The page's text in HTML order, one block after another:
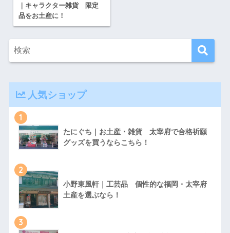
｜キャラクター雑貨 限定
品をお土産に！
人気ショップ
1
たにぐち｜お土産・雑貨 太宰府で合格祈願
グッズを買うならこちら！
2
小野東風軒｜工芸品 個性的な福岡・太宰府
土産を選ぶなら！
3